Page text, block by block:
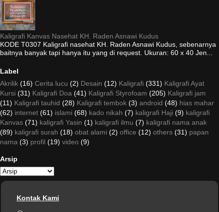
Kaligrafi Kanvas Nasehat KH. Raden Asnawi Kudus
KODE T0307 Kaligrafi nasehat KH. Raden Asnawi Kudus, sebenarnya
baitnya banyak tapi hanya itu yang di request. Ukuran: 60 x 40 Jen...
Label
Akrilik (16) Cerita lucu (2) Desain (12) Kaligrafi (331) Kaligrafi Ayat
Kursi (31) Kaligrafi Doa (41) Kaligrafi Styrofoam (205) Kaligrafi jam
(11) Kaligrafi tauhid (28) Kaligrafi tembok (3) android (48) hias mahar
(62) internet (61) islami (68) kado nikah (7) kaligrafi Haji (9) kaligrafi
Kanvas (71) kaligrafi Yasin (1) kaligrafi ilmu (7) kaligrafi nama anak
(89) kaligrafi surah (18) obat alami (2) office (12) others (31) papan
nama (3) profil (19) video (9)
Arsip
Kontak Kami